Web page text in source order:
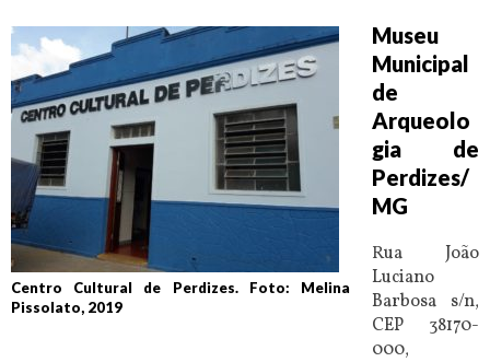
Centro Cultural de Perdizes. Foto: Melina
Pissolato, 2019
Museu
Municipal
de
Arqueolo
gia de
Perdizes/
MG
Rua João
Luciano
Barbosa s/n,
CEP 38170-
000,